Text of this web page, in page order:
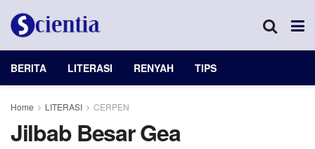
BERITA LITERASI RENYAH TIPS
Home LITERASI CERPEN
Jilbab Besar Gea